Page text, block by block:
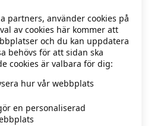
partners, använder cookies på
av cookies här kommer att
och du kan uppdatera
behövs för att sidan ska
cookies är valbara för dig:
hur vår webbplats
en personaliserad